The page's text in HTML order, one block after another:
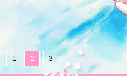
1 2 3